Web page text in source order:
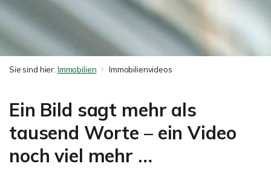
Sie sind hier: Immobilien Immobilienvideos
Ein Bild sagt mehr als
tausend Worte – ein Video
noch viel mehr …